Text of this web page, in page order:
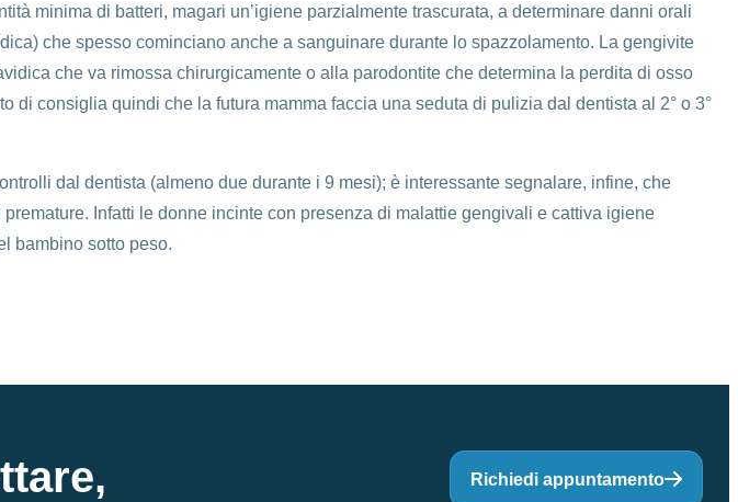
minima di batteri, magari un’igiene parzialmente trascurata, a determinare danni orali
che spesso cominciano anche a sanguinare durante lo spazzolamento. La gengivite
che va rimossa chirurgicamente o alla parodontite che determina la perdita di osso
di consiglia quindi che la futura mamma faccia una seduta di pulizia dal dentista al 2° o 3°
dal dentista (almeno due durante i 9 mesi); è interessante segnalare, infine, che
Infatti le donne incinte con presenza di malattie gengivali e cattiva igiene
bambino sotto peso.
Richiedi appuntamento